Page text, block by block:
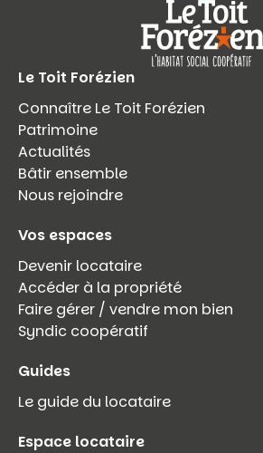
Le Toit Forézien
Connaître Le Toit Forézien
Patrimoine
Actualités
Bâtir ensemble
Nous rejoindre
Vos espaces
Devenir locataire
Accéder à la propriété
Faire gérer / vendre mon bien
Syndic coopératif
Guides
Le guide du locataire
Espace locataire